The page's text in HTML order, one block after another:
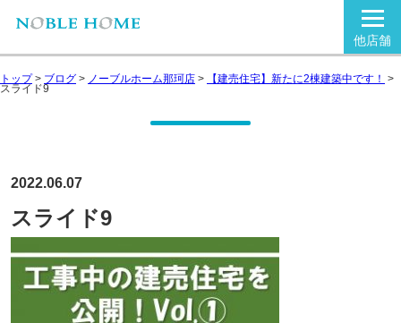
他店舗
トップ> ブログ > ノーブルホーム那珂店 > 【建売住宅】新たに2棟建築中です！ >
スライド9
2022.06.07
スライド9